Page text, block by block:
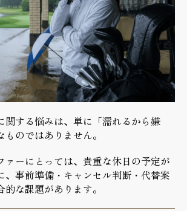
関する悩みは、単に「濡れるから嫌
のではありません。
ァーにとっては、貴重な休日の予定が
、事前準備・キャンセル判断・代替案
な課題があります。